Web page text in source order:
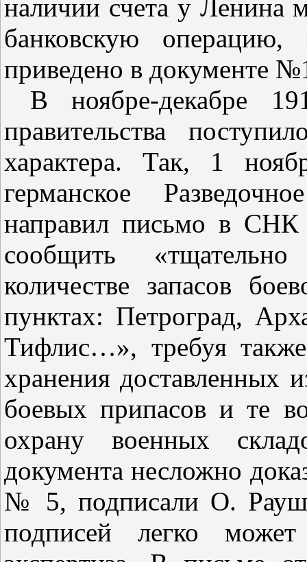
наличии счета у Ленина
банковскую операцию,
приведено в документе
В ноябре‑декабре
правительства
характера. Так, 1
германское
направил письмо в
сообщить
количестве запасов
пунктах: Петроград,
Тифлис…», требуя
хранения
боевых припасов и те
охрану военных
документа несложно
№ 5, подписали О.
подписей легко может